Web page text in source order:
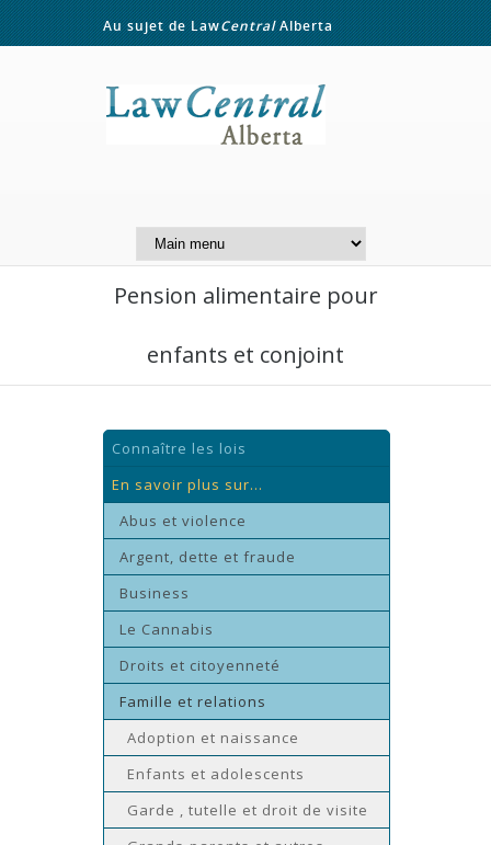
Au sujet de LawCentralAlberta
Pension alimentaire pour
enfants et conjoint
Connaître les lois
En savoir plus sur...
Abus et violence
Argent, dette et fraude
Business
Le Cannabis
Droits et citoyenneté
Famille et relations
Adoption et naissance
Enfants et adolescents
Garde , tutelle et droit de visite